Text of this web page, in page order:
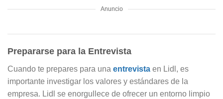
Anuncio
Prepararse para la Entrevista
Cuando te prepares para una entrevista en Lidl, es
importante investigar los valores y estándares de la
empresa. Lidl se enorgullece de ofrecer un entorno limpio